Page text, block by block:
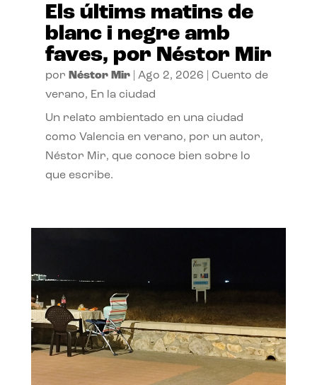
Els últims matins de
blanc i negre amb
faves, por Néstor Mir
por Néstor Mir| Ago 2, 2026
Cuento de
verano, En la ciudad
Un relato ambientado en una ciudad
como Valencia en verano, por un autor,
Néstor Mir, que conoce bien sobre lo
que escribe.